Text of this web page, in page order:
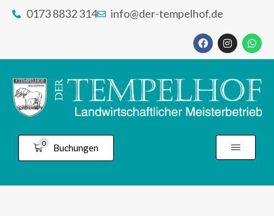
0173 8832 314 info@der-tempelhof.de
0 Buchungen